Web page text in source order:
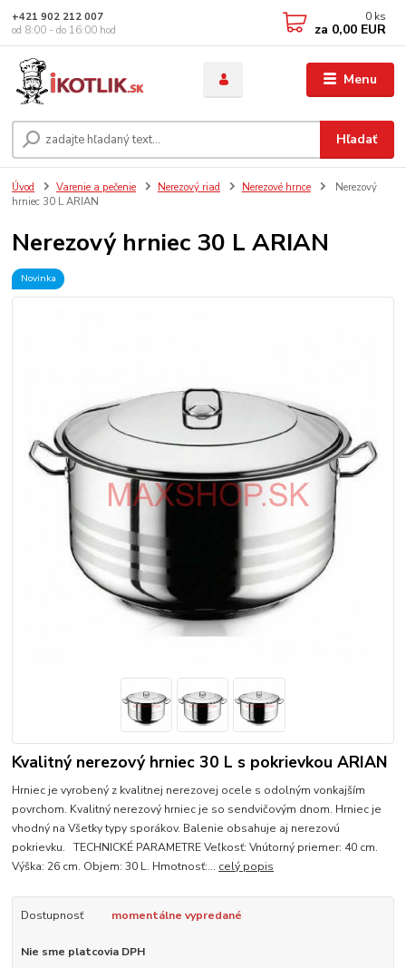
Menu
Hľadať
+421 902 212 007
od 8:00 - do 16:00 hod
0 ks
za 0,00 EUR
Úvod Varenie a pečenie Nerezový riad Nerezové hrnce
Nerezový
hrniec 30 L ARIAN
Nerezový hrniec 30 L ARIAN
Novinka
Kvalitný nerezový hrniec 30 L s pokrievkou ARIAN
Hrniec je vyrobený z kvalitnej nerezovej ocele s odolným vonkajším
povrchom. Kvalitný nerezový hrniec je so sendvičovým dnom. Hrniec je
vhodný na Všetky typy sporákov. Balenie obsahuje aj nerezovú
pokrievku. TECHNICKÉ PARAMETRE Veľkosť: Vnútorný priemer: 40 cm.
Výška: 26 cm. Objem: 30 L. Hmotnosť:... celý popis
Dostupnosť momentálne vypredané
Nie sme platcovia DPH